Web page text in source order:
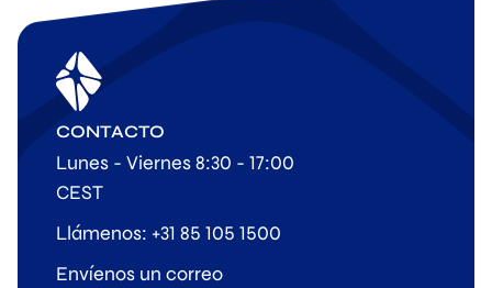
CONTACTO
Lunes - Viernes 8:30 - 17:00
CEST
Llámenos: +31 85 105 1500
Envíenos un correo